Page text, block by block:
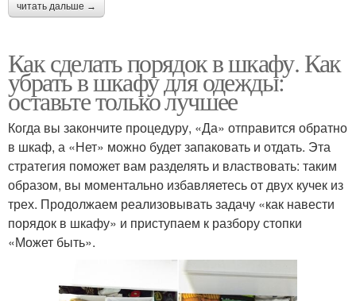
читать дальше →
Как сделать порядок в шкафу. Как
убрать в шкафу для одежды:
оставьте только лучшее
Когда вы закончите процедуру, «Да» отправится обратно
в шкаф, а «Нет» можно будет запаковать и отдать. Эта
стратегия поможет вам разделять и властвовать: таким
образом, вы моментально избавляетесь от двух кучек из
трех. Продолжаем реализовывать задачу «как навести
порядок в шкафу» и приступаем к разбору стопки
«Может быть».